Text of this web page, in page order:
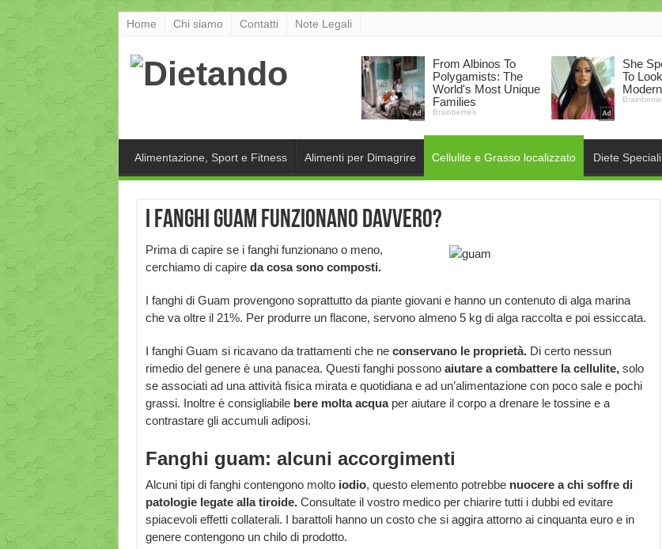
Home Chi siamo Contatti Note Legali
Alimentazione, Sport e Fitness Alimenti per Dimagrire Cellulite e Grasso localizzato Diete Speciali
I fanghi Guam funzionano davvero?
Prima di capire se i fanghi funzionano o meno,
cerchiamo di capire da cosa sono composti.
I fanghi di Guam provengono soprattutto da piante giovani e hanno un contenuto di alga marina
che va oltre il 21%. Per produrre un flacone, servono almeno 5 kg di alga raccolta e poi essiccata.
I fanghi Guam si ricavano da trattamenti che ne conservano le proprietà.Di certo nessun
rimedio del genere è una panacea. Questi fanghi possono aiutare a combattere la cellulite, solo
se associati ad una attività fisica mirata e quotidiana e ad un’alimentazione con poco sale e pochi
grassi. Inoltre è consigliabilebere molta acquaper aiutare il corpo a drenare le tossine e a
contrastare gli accumuli adiposi.
Fanghi guam: alcuni accorgimenti
Alcuni tipi di fanghi contengono molto iodio, questo elemento potrebbe nuocere a chi soffre di
patologie legate alla tiroide.Consultate il vostro medico per chiarire tutti i dubbi ed evitare
spiacevoli effetti collaterali. I barattoli hanno un costo che si aggira attorno ai cinquanta euro e in
genere contengono un chilo di prodotto.